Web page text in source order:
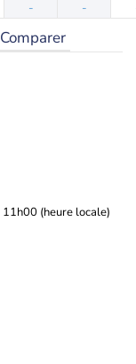
- -
Comparer
11h00 (heure locale)